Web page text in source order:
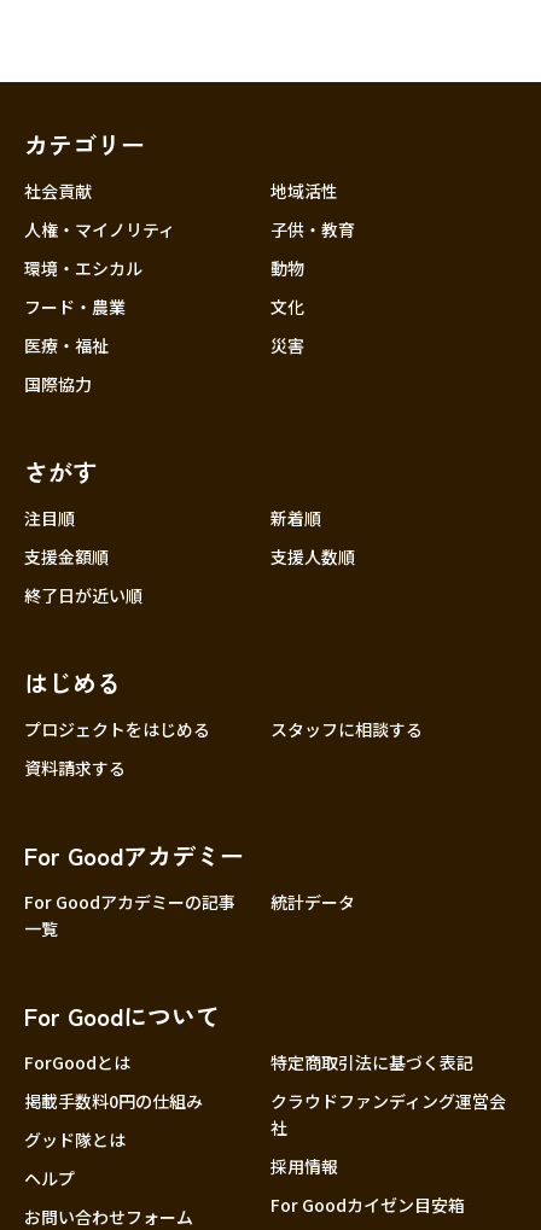
近畿
中国
大分
カテゴリー
社会貢献
人権・マイノリティ
環境・エシカル
フード・農業
医療・福祉
国際協力
地域活性
子供・教育
動物
文化
災害
さがす
注目順
新着順
支援金額順
支援人数順
終了日が近い順
はじめる
プロジェクトをはじめる
スタッフに相談する
資料請求する
For Goodアカデミー
For Goodアカデミーの記事
一覧
統計データ
For Goodについて
ForGoodとは
掲載手数料0円の仕組み
グッド隊とは
ヘルプ
お問い合わせフォーム
特定商取引法に基づく表記
クラウドファンディング運営会
社
採用情報
For Goodカイゼン目安箱